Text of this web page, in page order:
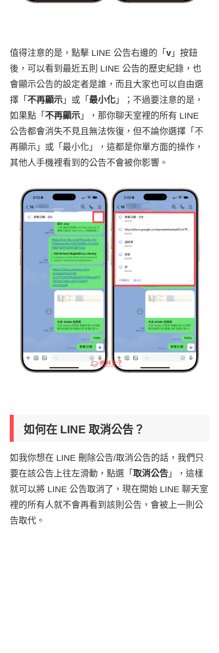
值得注意的是，點擊 LINE 公告右邊的「 v 」按鈕
後，可以看到最近五則 LINE 公告的歷史紀錄，也
會顯示公告的設定者是誰，而且大家也可以自由選
擇「 不再顯示 」或「 最小化 」；不過要注意的是，
如果點「 不再顯示 」，那你聊天室裡的所有 LINE
公告都會消失不見且無法恢復，但不論你選擇「不
再顯示」或「最小化」，這都是你單方面的操作，
其他人手機裡看到的公告不會被你影響。
如何在 LINE 取消公告？
如我你想在 LINE 刪除公告/取消公告的話，我們只
要在該公告上往左滑動，點選「 取消公告 」，這樣
就可以將 LINE 公告取消了，現在開始 LINE 聊天室
裡的所有人就不會再看到該則公告，會被上一則公
告取代。